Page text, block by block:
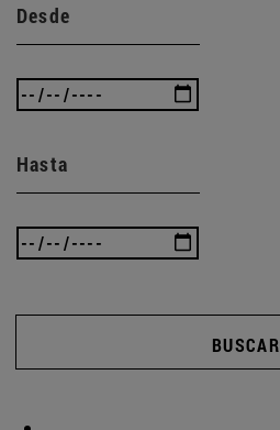
Desde
Hasta
BUSCAR